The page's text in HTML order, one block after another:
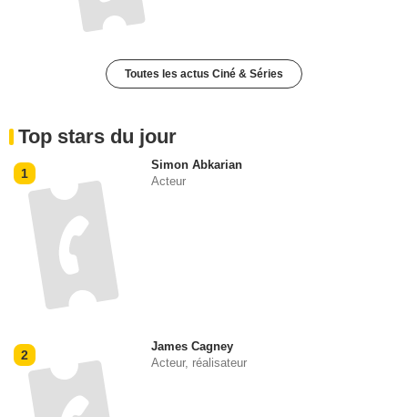
Toutes les actus Ciné & Séries
Top stars du jour
1
Simon Abkarian
Acteur
2
James Cagney
Acteur, réalisateur